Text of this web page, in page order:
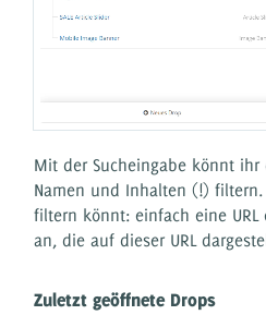
Mit der Sucheingabe könnt
Namen und Inhalten (!) filtern.
filtern könnt: einfach eine
an, die auf dieser URL
Zuletzt geöffnete Drops